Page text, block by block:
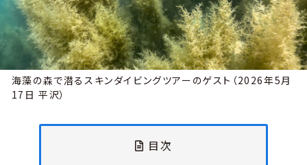
海藻の森で潜るスキンダイビングツアーのゲスト（2026年5月
17日 平沢）
目次